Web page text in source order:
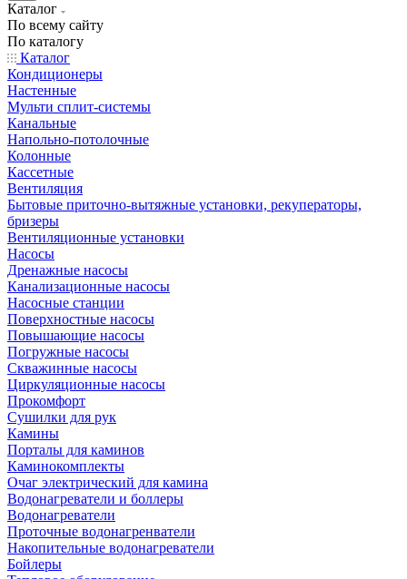
Каталог
По всему сайту
По каталогу
Каталог
Кондиционеры
Настенные
Мульти сплит-системы
Канальные
Напольно-потолочные
Колонные
Кассетные
Вентиляция
Бытовые приточно-вытяжные установки, рекуператоры,
бризеры
Вентиляционные установки
Насосы
Дренажные насосы
Канализационные насосы
Насосные станции
Поверхностные насосы
Повышающие насосы
Погружные насосы
Скважинные насосы
Циркуляционные насосы
Прокомфорт
Сушилки для рук
Камины
Порталы для каминов
Каминокомплекты
Очаг электрический для камина
Водонагреватели и боллеры
Водонагреватели
Проточные водонагренватели
Накопительные водонагреватели
Бойлеры